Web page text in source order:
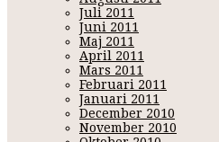
Juli 2011
Juni 2011
Maj 2011
April 2011
Mars 2011
Februari 2011
Januari 2011
December 2010
November 2010